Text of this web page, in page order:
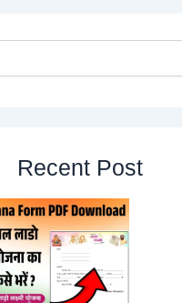
Recent Post